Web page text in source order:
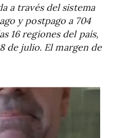
a través del sistema
y postpago a 704
16 regiones del país,
de julio. El margen de